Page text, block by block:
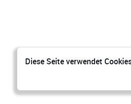
Diese Seite verwendet